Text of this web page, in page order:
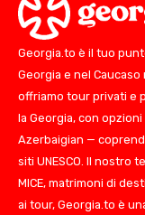
Georgia.to è il tuo
Georgia e nel
offriamo tour privati e
la Georgia, con
Azerbaigian —
siti UNESCO. Il nostro
MICE, matrimoni di
ai tour, Georgia.to è